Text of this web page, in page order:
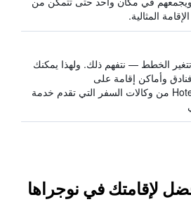
المثالية.
الخطط — نتفهم ذلك. ولهذا يمكنك
وأماكن إقامة على
HotelsCombined من وكالات السفر التي تقدم خدمة
لإقامتك في نوجراها